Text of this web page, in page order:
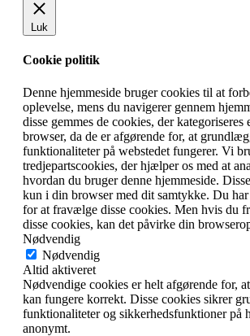
Luk
Cookie politik
Denne hjemmeside bruger cookies til at
oplevelse, mens du navigerer gennem
disse gemmes de cookies, der kategoriseres
browser, da de er afgørende for, at
funktionaliteter på webstedet fungerer. Vi
tredjepartscookies, der hjælper os med at
hvordan du bruger denne hjemmeside.
kun i din browser med dit samtykke. Du
for at fravælge disse cookies. Men hvis du
disse cookies, kan det påvirke din
Nødvendig
Nødvendig
Altid aktiveret
Nødvendige cookies er helt afgørende for,
kan fungere korrekt. Disse cookies sikrer
funktionaliteter og sikkerhedsfunktioner på
anonymt.